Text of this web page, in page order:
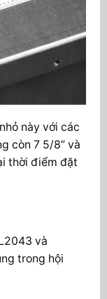
này với các
còn 7 5/8” và
thời điểm đặt
và
trong hội